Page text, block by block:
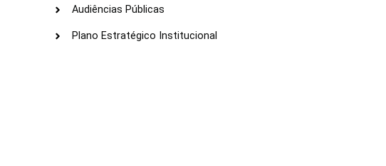
Audiências Públicas
Plano Estratégico Institucional